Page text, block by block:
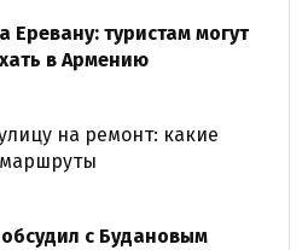
Еревану: туристам могут
в Армению
на ремонт: какие
с Будановым